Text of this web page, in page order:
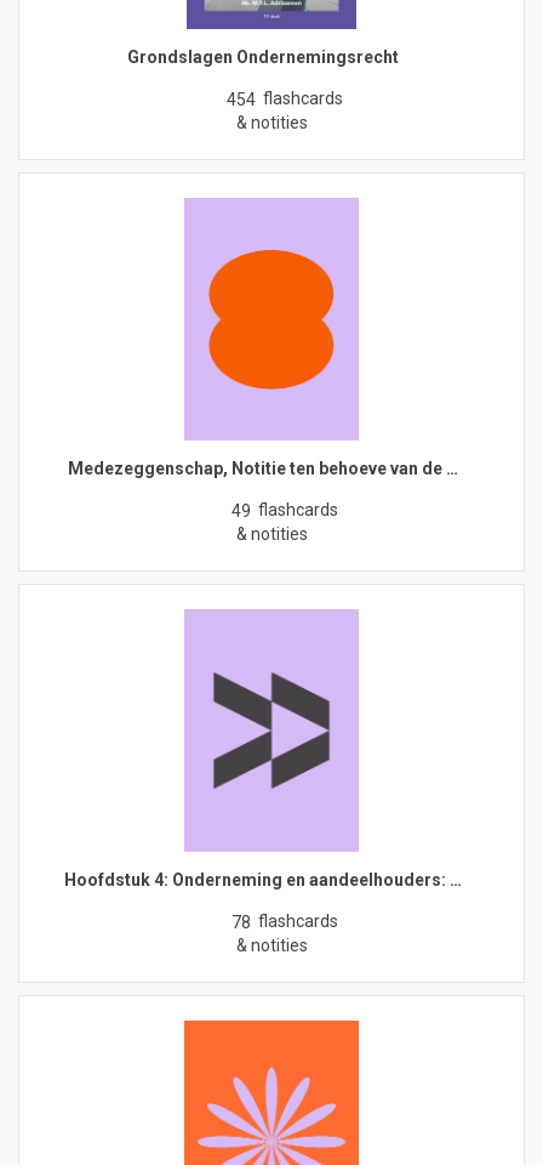
Grondslagen Ondernemingsrecht
454 flashcards
& notities
Medezeggenschap, Notitie ten behoeve van de …
49 flashcards
& notities
Hoofdstuk 4: Onderneming en aandeelhouders: …
78 flashcards
& notities